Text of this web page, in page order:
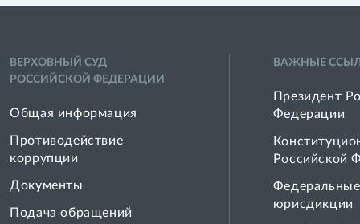
ВЕРХОВНЫЙ СУД
РОССИЙСКОЙ ФЕДЕРАЦИИ
Общая информация
Противодействие
коррупции
Документы
Подача обращений
ВАЖНЫЕ
Президент
Федерации
Российской
юрисдикции